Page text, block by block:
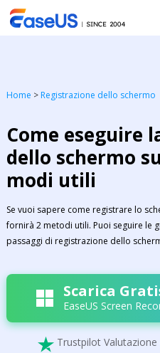
Home > Registrazione dello schermo
Come eseguire
dello schermo
modi utili
Se vuoi sapere come registrare lo
fornirà 2 metodi utili. Puoi seguire le
passaggi di registrazione dello
Scarica
EaseUS Screen
 Trustpilot Valutazione